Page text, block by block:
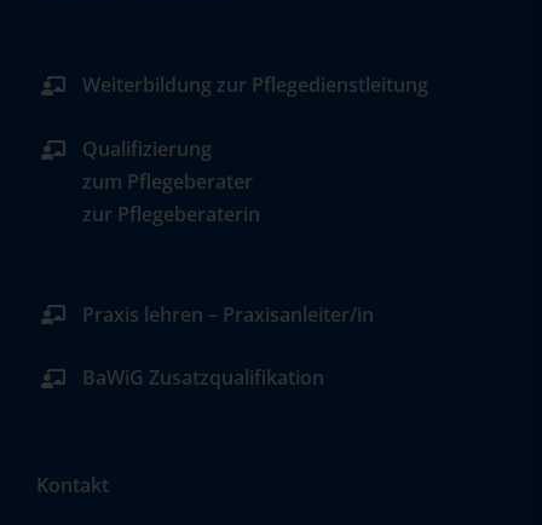
Weiterbildung zur Pflegedienstleitung
Qualifizierung
zum Pflegeberater
zur Pflegeberaterin
Praxis lehren – Praxisanleiter/in
BaWiG Zusatzqualifikation
Kontakt